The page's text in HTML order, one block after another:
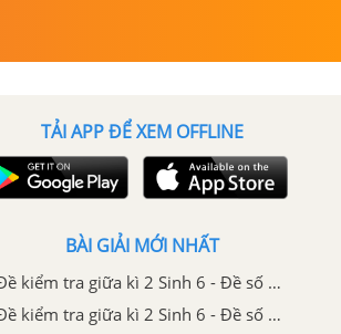
TẢI APP ĐỂ XEM OFFLINE
BÀI GIẢI MỚI NHẤT
Đề kiểm tra giữa kì 2 Sinh 6 - Đề số 5 có lời giải chi tiết
Đề kiểm tra giữa kì 2 Sinh 6 - Đề số 4 có lời giải chi tiết